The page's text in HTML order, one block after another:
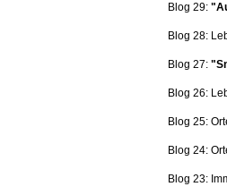
Blog 29:
Blog 28:
Blog 27:
Blog 26:
Blog 25:
Blog 24:
Blog 23: